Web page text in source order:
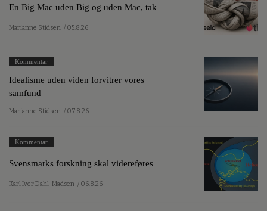
En Big Mac uden Big og uden Mac, tak
Marianne Stidsen / 05.8.26
Kommentar
Idealisme uden viden forvitrer vores
samfund
Marianne Stidsen / 07.8.26
Kommentar
Svensmarks forskning skal videreføres
Karl Iver Dahl-Madsen / 06.8.26